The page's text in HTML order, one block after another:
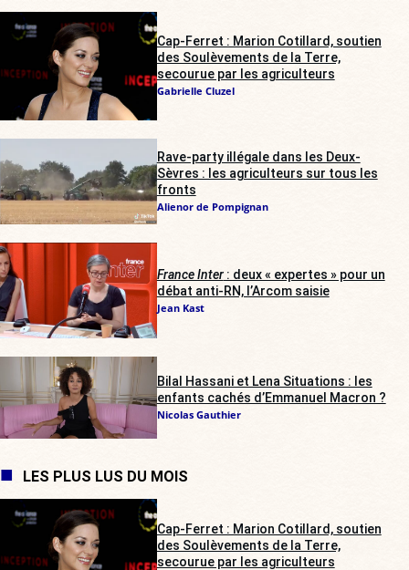
Cap-Ferret : Marion Cotillard, soutien
des Soulèvements de la Terre,
secourue par les agriculteurs
Gabrielle Cluzel
Rave-party illégale dans les Deux-
Sèvres : les agriculteurs sur tous les
fronts
Alienor de Pompignan
France Inter: deux « expertes » pour un
débat anti-RN, l’Arcom saisie
Jean Kast
Bilal Hassani et Lena Situations : les
enfants cachés d’Emmanuel Macron ?
Nicolas Gauthier
LES PLUS LUS DU MOIS
Cap-Ferret : Marion Cotillard, soutien
des Soulèvements de la Terre,
secourue par les agriculteurs